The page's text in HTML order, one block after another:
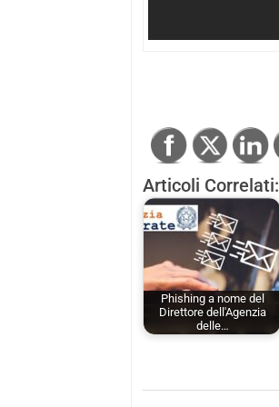
Articoli Correlati:
Phishing a nome del
Direttore dell'Agenzia
delle…